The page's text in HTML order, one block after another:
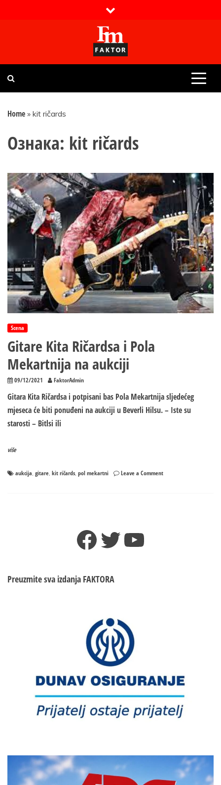
Faktor magazin
Uvijek presudan
Home » kit ričards
Ознака: kit ričards
Scena
Gitare Kita Ričardsa i Pola
Mekartnija na aukciji
09/12/2021 FaktorAdmin
Gitara Kita Ričardsa i potpisani bas Pola Mekartnija sljedećeg
mjeseca će biti ponuđeni na aukciji u Beverli Hilsu. – Iste su
starosti – Bitlsi ili
više
aukcija, gitare, kit ričards, pol mekartni Leave a Commenton
Facebook
TwitterYouTube
Preuzmite sva izdanja FAKTORA